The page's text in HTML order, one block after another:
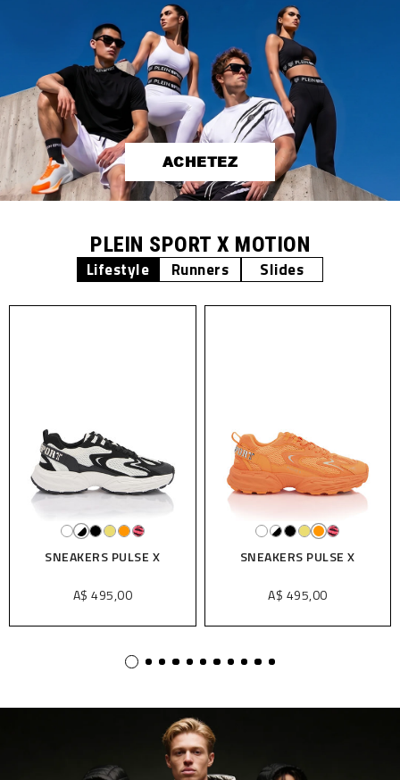
ACHETEZ
PLEIN SPORT X MOTION
Lifestyle Runners Slides
SNEAKERS PULSE X
A$ 495,00
SNEAKERS PULSE X
A$ 495,00